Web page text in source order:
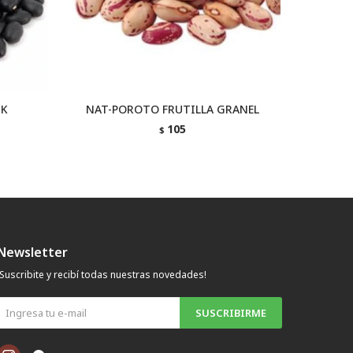
NAT-POROTO FRUTILLA GRANEL
$ 105
y recibí todas nuestras novedades!
SUSCRIBIRME